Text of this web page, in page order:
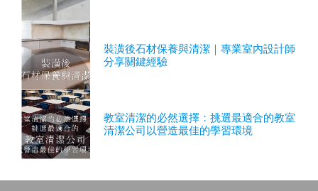
裝潢後石材保養與清潔｜專業室內設計師
分享關鍵經驗
教室清潔的必然選擇：挑選最適合的教室
清潔公司以營造最佳的學習環境